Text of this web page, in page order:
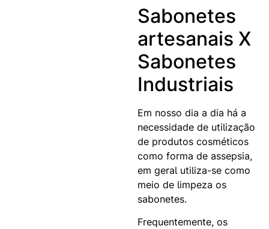
Sabonetes
artesanais X
Sabonetes
Industriais
Em nosso dia a dia há a
necessidade de utilização
de produtos cosméticos
como forma de assepsia,
em geral utiliza-se como
meio de limpeza os
sabonetes.
Frequentemente, os